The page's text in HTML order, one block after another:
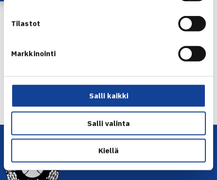
Tilastot
Markkinointi
Salli kaikki
Salli valinta
Kiellä
Seuraava uutinen: Urheilukoulun kesälajien
hakuajankohta… →